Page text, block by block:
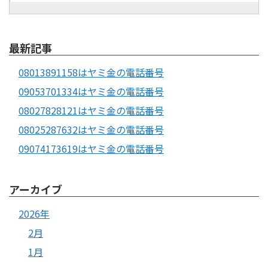
最新記事
08013891158はヤミ金の電話番号
09053701334はヤミ金の電話番号
08027828121はヤミ金の電話番号
08025287632はヤミ金の電話番号
09074173619はヤミ金の電話番号
アーカイブ
2026年
2月
1月